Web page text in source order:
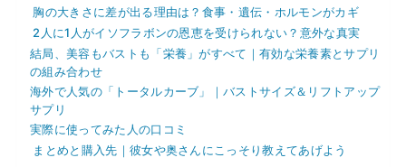
胸の大きさに差が出る理由は？食事・遺伝・ホルモンがカギ
2人に1人がイソフラボンの恩恵を受けられない？意外な真実
結局、美容もバストも「栄養」がすべて｜有効な栄養素とサプリ
の組み合わせ
海外で人気の「トータルカーブ」｜バストサイズ＆リフトアップ
サプリ
実際に使ってみた人の口コミ
まとめと購入先｜彼女や奥さんにこっそり教えてあげよう